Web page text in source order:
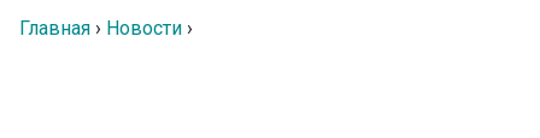
Главная › Новости ›